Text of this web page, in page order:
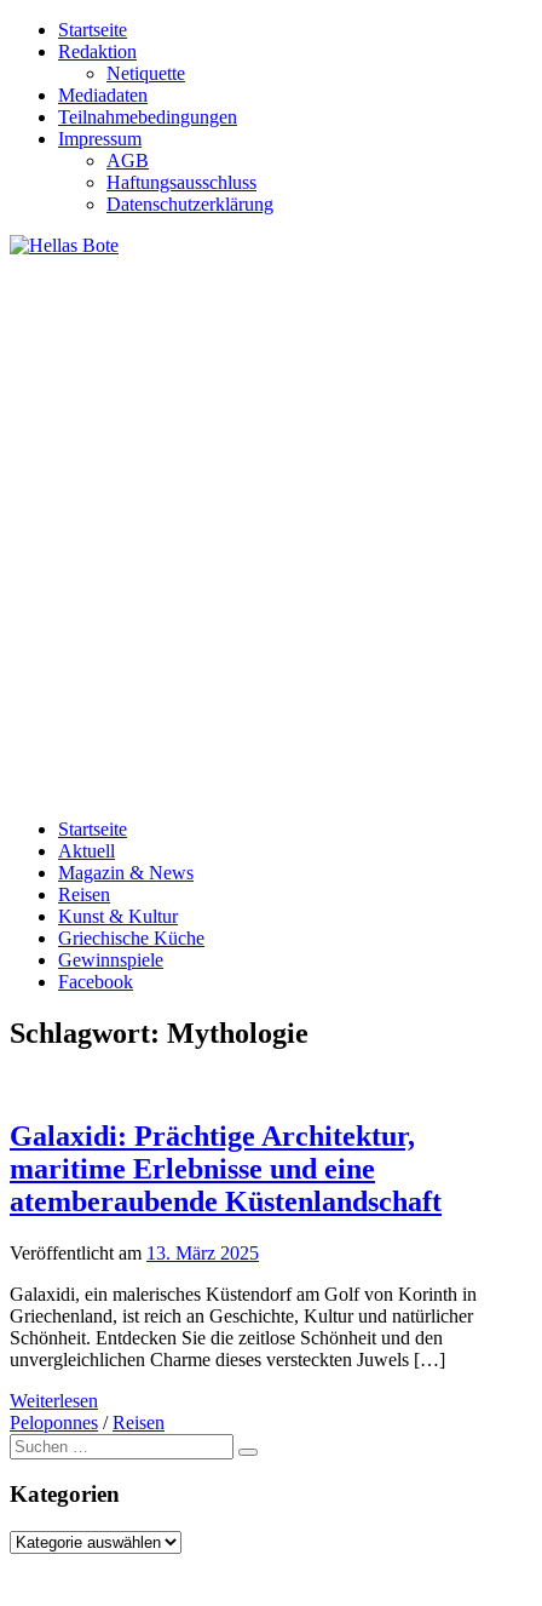
Zum
Inhalt
Startseite
Redaktion
Netiquette
Mediadaten
Teilnahmebedingungen
Impressum
AGB
Haftungsausschluss
Datenschutzerklärung
Startseite
Aktuell
Magazin & News
Reisen
Kunst & Kultur
Griechische Küche
Gewinnspiele
Facebook
Schlagwort: Mythologie
Galaxidi: Prächtige Architektur,
maritime Erlebnisse und eine
atemberaubende Küstenlandschaft
Veröffentlicht am 13. März 2025
Galaxidi, ein malerisches Küstendorf am Golf von Korinth in
Griechenland, ist reich an Geschichte, Kultur und natürlicher
Schönheit. Entdecken Sie die zeitlose Schönheit und den
unvergleichlichen Charme dieses versteckten Juwels […]
Weiterlesen
Peloponnes /Reisen
Suche
nach:
Kategorien
Kategorien